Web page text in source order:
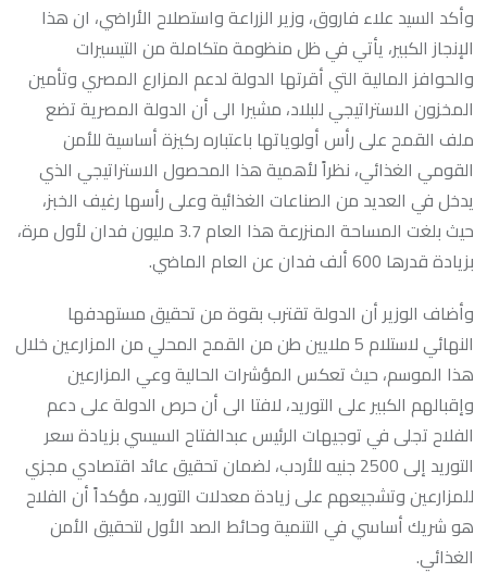
وأكد السيد علاء فاروق، وزير الزراعة واستصلاح الأراضي، ان هذا
الإنجاز الكبير، يأتي في ظل منظومة متكاملة من التيسيرات
والحوافز المالية التي أقرتها الدولة لدعم المزارع المصري وتأمين
المخزون الاستراتيجي للبلاد، مشيرا الى أن الدولة المصرية تضع
ملف القمح على رأس أولوياتها باعتباره ركيزة أساسية للأمن
القومي الغذائي، نظراً لأهمية هذا المحصول الاستراتيجي الذي
يدخل في العديد من الصناعات الغذائية وعلى رأسها رغيف الخبز،
حيث بلغت المساحة المنزرعة هذا العام 3.7 مليون فدان لأول مرة،
بزيادة قدرها 600 ألف فدان عن العام الماضي.
وأضاف الوزير أن الدولة تقترب بقوة من تحقيق مستهدفها
النهائي لاستلام 5 ملايين طن من القمح المحلي من المزارعين خلال
هذا الموسم، حيث تعكس المؤشرات الحالية وعي المزارعين
وإقبالهم الكبير على التوريد، لافتا الى أن حرص الدولة على دعم
الفلاح تجلى في توجيهات الرئيس عبدالفتاح السيسي بزيادة سعر
التوريد إلى 2500 جنيه للأردب، لضمان تحقيق عائد اقتصادي مجزي
للمزارعين وتشجيعهم على زيادة معدلات التوريد، مؤكداً أن الفلاح
هو شريك أساسي في التنمية وحائط الصد الأول لتحقيق الأمن
الغذائي.